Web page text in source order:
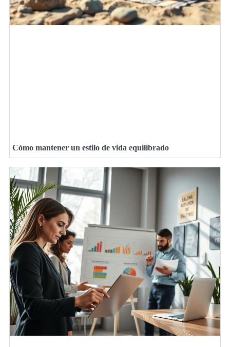
Cómo mantener un estilo de vida equilibrado